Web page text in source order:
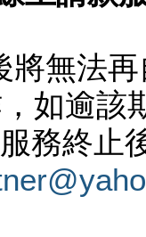
將無法
如逾該
務終止